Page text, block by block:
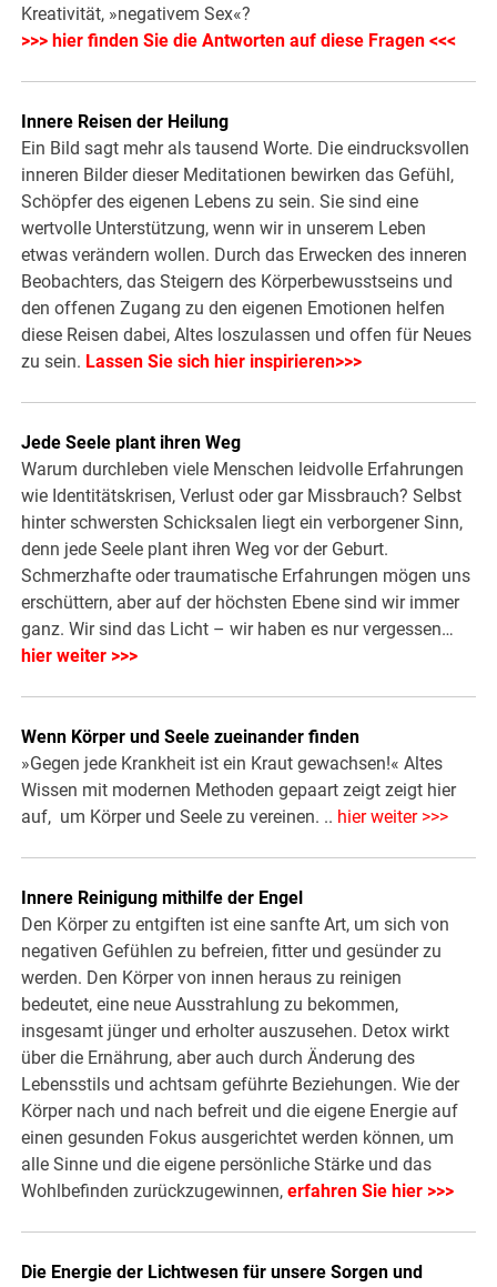
Kreativität, »negativem Sex«?
>>> hier finden Sie die Antworten auf diese Fragen <<<
Innere Reisen der Heilung
Ein Bild sagt mehr als tausend Worte. Die eindrucksvollen
inneren Bilder dieser Meditationen bewirken das Gefühl,
Schöpfer des eigenen Lebens zu sein. Sie sind eine
wertvolle Unterstützung, wenn wir in unserem Leben
etwas verändern wollen. Durch das Erwecken des inneren
Beobachters, das Steigern des Körperbewusstseins und
den offenen Zugang zu den eigenen Emotionen helfen
diese Reisen dabei, Altes loszulassen und offen für Neues
zu sein. Lassen Sie sich hier inspirieren>>>
Jede Seele plant ihren Weg
Warum durchleben viele Menschen leidvolle Erfahrungen
wie Identitätskrisen, Verlust oder gar Missbrauch? Selbst
hinter schwersten Schicksalen liegt ein verborgener Sinn,
denn jede Seele plant ihren Weg vor der Geburt.
Schmerzhafte oder traumatische Erfahrungen mögen uns
erschüttern, aber auf der höchsten Ebene sind wir immer
ganz. Wir sind das Licht – wir haben es nur vergessen…
hier weiter >>>
Wenn Körper und Seele zueinander finden
»Gegen jede Krankheit ist ein Kraut gewachsen!« Altes
Wissen mit modernen Methoden gepaart zeigt zeigt hier
auf, um Körper und Seele zu vereinen. .. hier weiter >>>
Innere Reinigung mithilfe der Engel
Den Körper zu entgiften ist eine sanfte Art, um sich von
negativen Gefühlen zu befreien, fitter und gesünder zu
werden. Den Körper von innen heraus zu reinigen
bedeutet, eine neue Ausstrahlung zu bekommen,
insgesamt jünger und erholter auszusehen. Detox wirkt
über die Ernährung, aber auch durch Änderung des
Lebensstils und achtsam geführte Beziehungen. Wie der
Körper nach und nach befreit und die eigene Energie auf
einen gesunden Fokus ausgerichtet werden können, um
alle Sinne und die eigene persönliche Stärke und das
Wohlbefinden zurückzugewinnen, erfahren Sie hier >>>
Die Energie der Lichtwesen für unsere Sorgen und